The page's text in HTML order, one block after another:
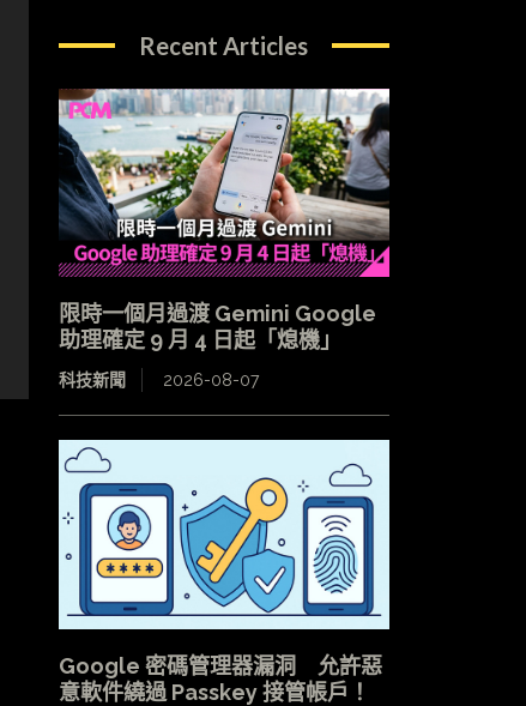
Recent Articles
限時一個月過渡 Gemini Google
助理確定 9 月 4 日起「熄機」
科技新聞 2026-08-07
Google 密碼管理器漏洞 允許惡
意軟件繞過 Passkey 接管帳戶！